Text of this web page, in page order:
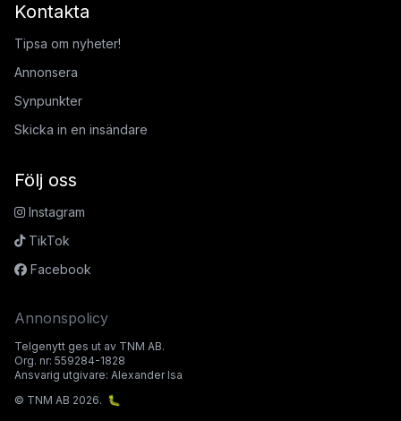
Kontakta
Tipsa om nyheter!
Annonsera
Synpunkter
Skicka in en insändare
Följ oss
Instagram
TikTok
Facebook
Annonspolicy
Telgenytt ges ut av TNM AB.
Org. nr: 559284-1828
Ansvarig utgivare: Alexander Isa
© TNM AB 2026. 🐛